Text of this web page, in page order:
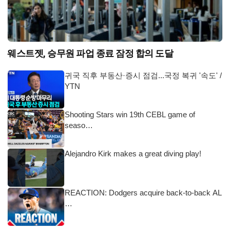
웨스트젯, 승무원 파업 종료 잠정 합의 도달
귀국 직후 부동산·증시 점검...국정 복귀 '속도' /
YTN
Shooting Stars win 19th CEBL game of
seaso…
Alejandro Kirk makes a great diving play!
REACTION: Dodgers acquire back-to-back AL
…